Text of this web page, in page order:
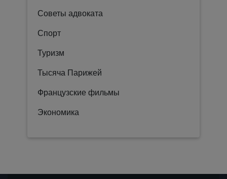
Советы адвоката
Спорт
Туризм
Тысяча Парижей
Французские фильмы
Экономика